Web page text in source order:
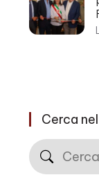
Cerca
Cerca